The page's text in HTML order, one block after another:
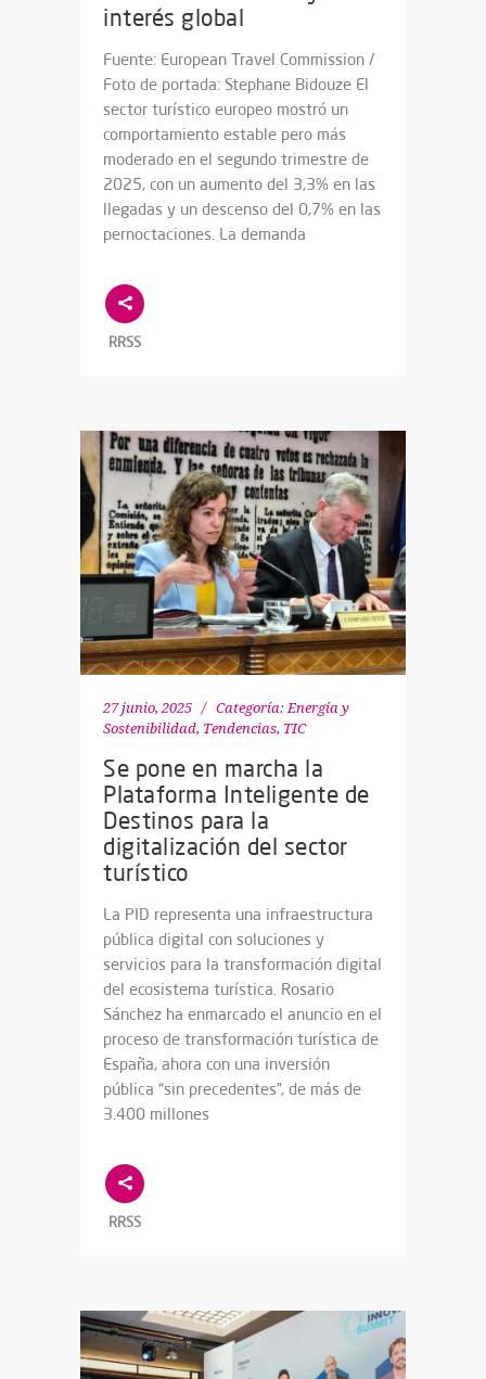
interés global
Fuente: European Travel Commission /
Foto de portada: Stephane Bidouze El
sector turístico europeo mostró un
comportamiento estable pero más
moderado en el segundo trimestre de
2025, con un aumento del 3,3% en las
llegadas y un descenso del 0,7% en las
pernoctaciones. La demanda
RRSS
27 junio, 2025 Categoría: Energía y
Sostenibilidad, Tendencias, TIC
Se pone en marcha la
Plataforma Inteligente de
Destinos para la
digitalización del sector
turístico
La PID representa una infraestructura
pública digital con soluciones y
servicios para la transformación digital
del ecosistema turística. Rosario
Sánchez ha enmarcado el anuncio en el
proceso de transformación turística de
España, ahora con una inversión
pública “sin precedentes”, de más de
3.400 millones
RRSS